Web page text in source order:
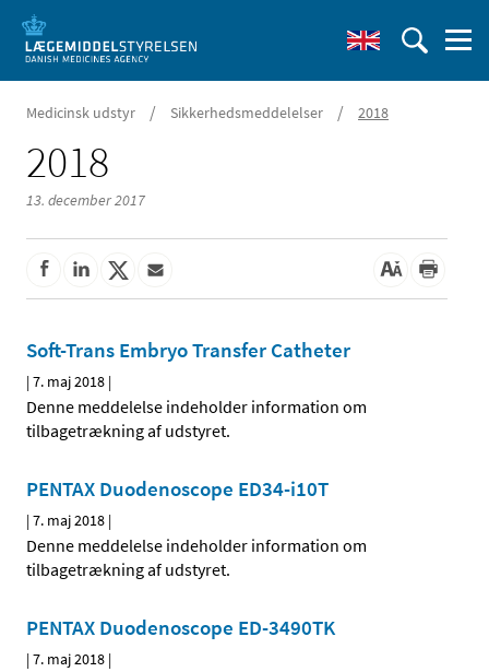
Medicinsk udstyr / Sikkerhedsmeddelelser / 2018
2018
13. december 2017
Soft-Trans Embryo Transfer Catheter
|7. maj 2018 |
Denne meddelelse indeholder information om
tilbagetrækning af udstyret.
PENTAX Duodenoscope ED34-i10T
|7. maj 2018 |
Denne meddelelse indeholder information om
tilbagetrækning af udstyret.
PENTAX Duodenoscope ED-3490TK
|7. maj 2018 |